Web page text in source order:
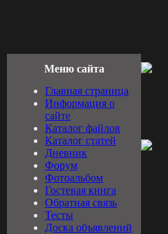
Меню сайта
Главная страница
Информация о
сайте
Каталог файлов
Каталог статей
Дневник
Форум
Фотоальбом
Гостевая книга
Обратная связь
Тесты
Доска объявлений